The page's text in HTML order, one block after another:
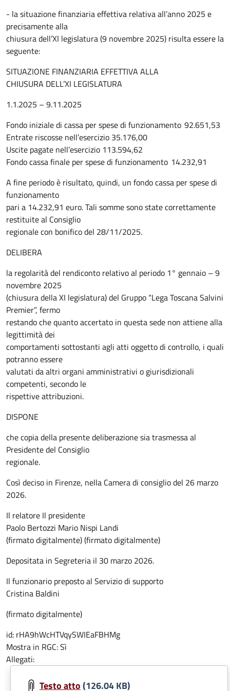
- la situazione finanziaria effettiva relativa all’anno 2025 e
precisamente alla
chiusura dell’XI legislatura (9 novembre 2025) risulta essere la
seguente:
SITUAZIONE FINANZIARIA EFFETTIVA ALLA
CHIUSURA DELL’XI LEGISLATURA
1.1.2025 – 9.11.2025
Fondo iniziale di cassa per spese di funzionamento 92.651,53
Entrate riscosse nell’esercizio 35.176,00
Uscite pagate nell’esercizio 113.594,62
Fondo cassa finale per spese di funzionamento 14.232,91
A fine periodo è risultato, quindi, un fondo cassa per spese di
funzionamento
pari a 14.232,91 euro. Tali somme sono state correttamente
restituite al Consiglio
regionale con bonifico del 28/11/2025.
DELIBERA
la regolarità del rendiconto relativo al periodo 1° gennaio – 9
novembre 2025
(chiusura della XI legislatura) del Gruppo “Lega Toscana Salvini
Premier”, fermo
restando che quanto accertato in questa sede non attiene alla
legittimità dei
comportamenti sottostanti agli atti oggetto di controllo, i quali
potranno essere
valutati da altri organi amministrativi o giurisdizionali
competenti, secondo le
rispettive attribuzioni.
DISPONE
che copia della presente deliberazione sia trasmessa al
Presidente del Consiglio
regionale.
Così deciso in Firenze, nella Camera di consiglio del 26 marzo
2026.
Il relatore Il presidente
Paolo Bertozzi Mario Nispi Landi
(firmato digitalmente) (firmato digitalmente)
Depositata in Segreteria il 30 marzo 2026.
Il funzionario preposto al Servizio di supporto
Cristina Baldini
(firmato digitalmente)
id: rHA9hWcHTVqySWIEaFBHMg
Mostra in RGC:Sì
Allegati:
Testo atto(126.04 KB)